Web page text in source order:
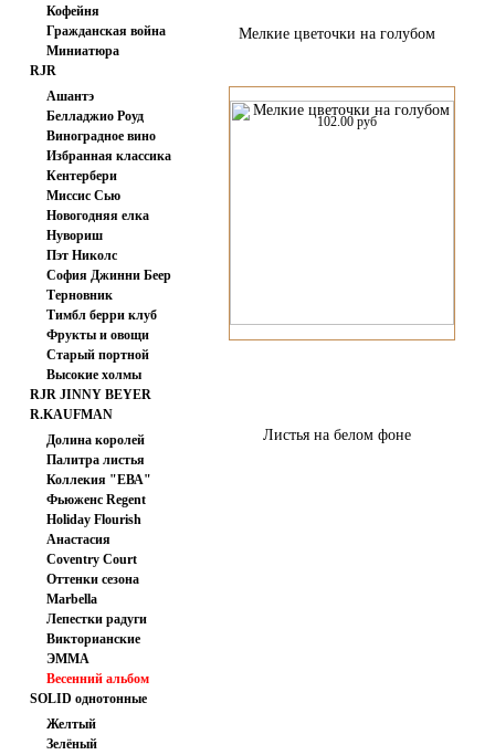
Кофейня
Гражданская война
Миниатюра
RJR
Ашантэ
Белладжио Роуд
Виноградное вино
Избранная классика
Кентербери
Хасегаева
Миссис Сью
Новогодняя елка
Нувориш
Пэт Николс
София Джинни Беер
Терновник
Тимбл берри клуб
Фрукты и овощи
Старый портной
Высокие холмы
RJR JINNY BEYER
R.KAUFMAN
Долина королей
Палитра листья
Коллекия "ЕВА"
Japan
Фьюженс Regent
Holiday Flourish
Анастасия
Coventry Court
Оттенки сезона
Marbella
Лепестки радуги
Викторианские
розочки.
ЭММА
Весенний альбом
SOLID однотонные
ткани
Желтый
Зелёный
Мелкие цветочки на голубом
102.00 руб
Листья на белом фоне